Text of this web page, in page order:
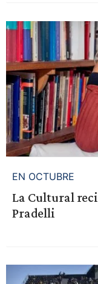
EN OCTUBRE
La Cultural
Pradelli